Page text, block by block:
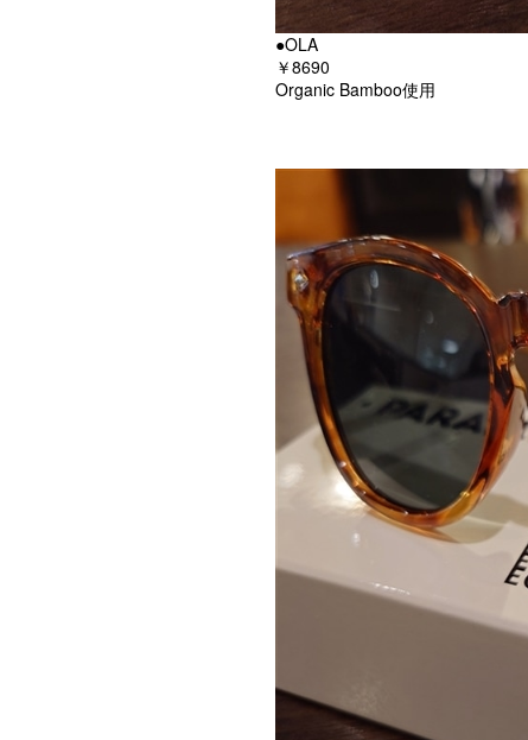
●OLA
￥8690
Organic Bamboo使用